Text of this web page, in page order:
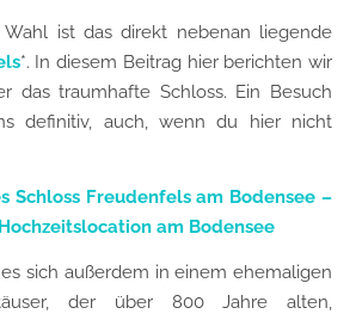
ist das direkt nebenan liegende
*. In diesem Beitrag hier berichten wir
das traumhafte Schloss. Ein Besuch
definitiv, auch, wenn du hier nicht
Schloss Freudenfels am Bodensee –
am Bodensee
sich außerdem in einem ehemaligen
der über 800 Jahre alten,